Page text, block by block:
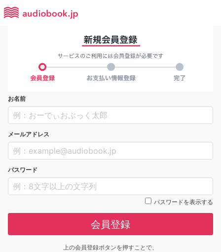
お名前
メールアドレス
パスワード
パスワードを表示する
会員登録
上の会員登録ボタンを押すことで、